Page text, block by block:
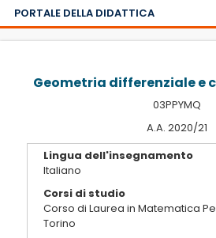
PORTALE DELLA DIDATTICA
Geometria differenziale e
03PPYMQ
A.A. 2020/21
Lingua dell'insegnamento
Italiano
Corsi di studio
Corso di Laurea in Matematica
Torino